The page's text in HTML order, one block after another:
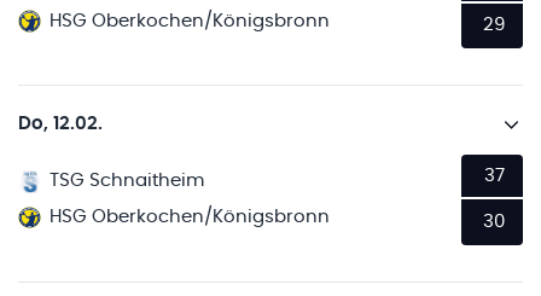
HSG Oberkochen/Königsbronn
29
Do, 12.02.
TSG Schnaitheim
HSG Oberkochen/Königsbronn
37
30